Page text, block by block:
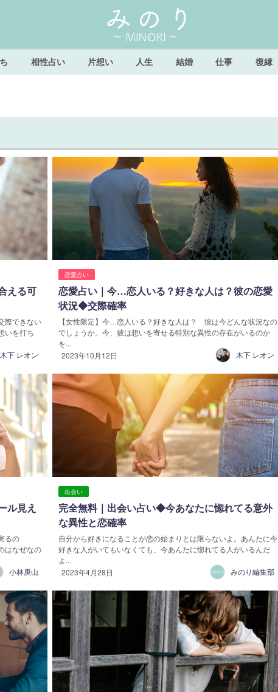
相性占い 片想い 人生 結婚 仕事 復縁
える可
際できない
いを打ち
木下 レオン
恋愛占い
恋愛占い｜今…恋人いる？好きな人は？彼の恋愛
状況◆交際確率
【女性限定】今…恋人いる？好きな人は？ 彼は今どんな状況なの
でしょうか。今、彼は想いを寄せる特別な異性の存在がいるのか
を...
2023年10月12日
木下 レオン
ル見え
るの
はなぜなの
小林庚山
出会い
完全無料｜出会い占い◆今あなたに惚れてる意外
な異性と恋確率
自分から好きになることが恋の始まりとは限らないよ。あんたに今
好きな人がいてもいなくても、今あんたに惚れてる人がいるんだ
よ...
2023年4月28日
みのり編集部